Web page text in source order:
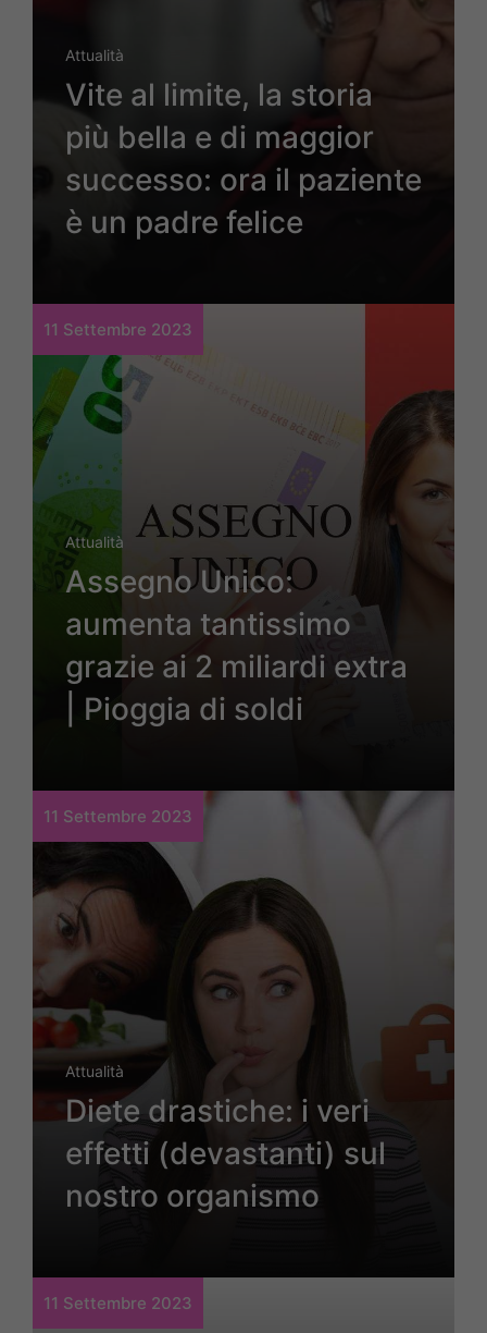
Attualità
Vite al limite, la storia
più bella e di maggior
successo: ora il paziente
è un padre felice
11 Settembre 2023
Attualità
Assegno Unico:
aumenta tantissimo
grazie ai 2 miliardi extra
| Pioggia di soldi
11 Settembre 2023
Attualità
Diete drastiche: i veri
effetti (devastanti) sul
nostro organismo
11 Settembre 2023